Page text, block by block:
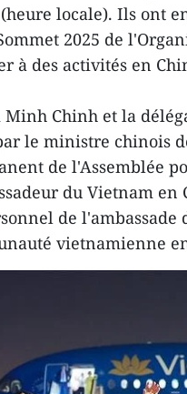
locale). Ils ont
2025 de
à des activités en
Chinh et la
le ministre chinois
de l'Assemblée
du Vietnam en
de l'ambassade
vietnamienne